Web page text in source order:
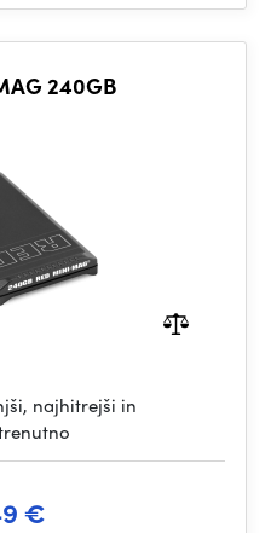
240GB
najhitrejši in
€